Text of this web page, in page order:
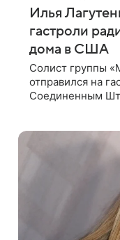
Илья
гастроли
дома в США
Солист группы
отправился на
Соединенным